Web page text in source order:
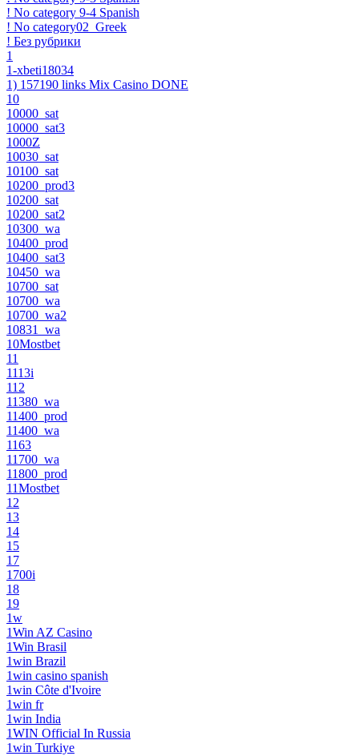
! No category 9-4 Spanish
! No category02_Greek
! Без рубрики
1
1-xbeti18034
1) 157190 links Mix Casino DONE
10
10000_sat
10000_sat3
1000Z
10030_sat
10100_sat
10200_prod3
10200_sat
10200_sat2
10300_wa
10400_prod
10400_sat3
10450_wa
10700_sat
10700_wa
10700_wa2
10831_wa
10Mostbet
11
1113i
112
11380_wa
11400_prod
11400_wa
1163
11700_wa
11800_prod
11Mostbet
12
13
14
15
17
1700i
18
19
1w
1Win AZ Casino
1Win Brasil
1win Brazil
1win casino spanish
1win Côte d'Ivoire
1win fr
1win India
1WIN Official In Russia
1win Turkiye